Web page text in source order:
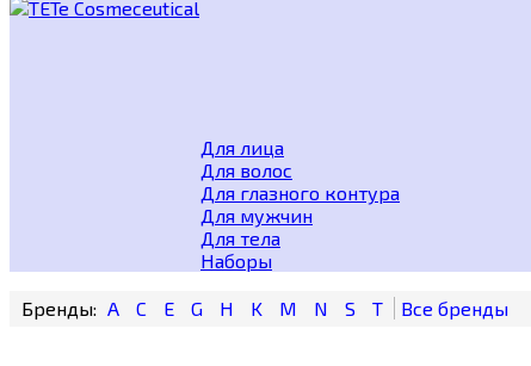
Для лица
Для волос
Для глазного контура
Для мужчин
Для тела
Наборы
A C E G H K M N S T